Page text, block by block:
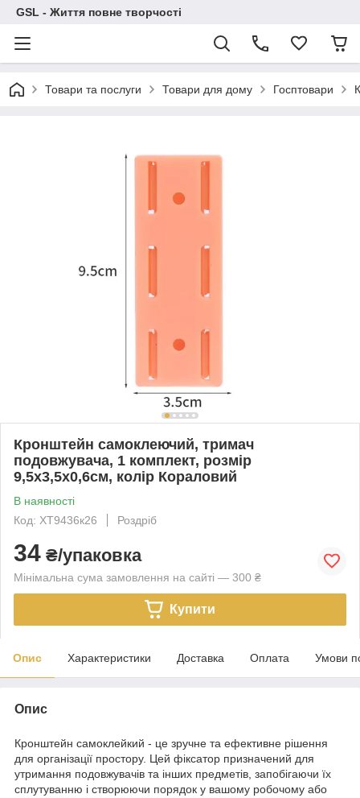
GSL - Життя повне творчості
Товари та послуги Товари для дому Госптовари
Кронштейн самоклеючий, тримач
подовжувача, 1 комплект, розмір
9,5х3,5х0,6см, колір Кораловий
В наявності
Код: ХТ9436к26
Роздріб
34 ₴/упаковка
Мінімальна сума замовлення на сайті — 300 ₴
Купити
Опис Характеристики Доставка Оплата Умови
Опис
Кронштейн самоклейкий - це зручне та ефективне рішення
для організації простору. Цей фіксатор призначений для
утримання подовжувачів та інших предметів, запобігаючи їх
сплутуванню і створюючи порядок у вашому робочому або